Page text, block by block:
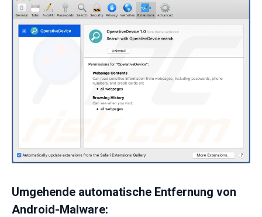
Umgehende automatische Entfernung von
Android-Malware: